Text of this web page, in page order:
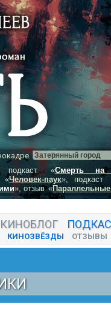
«Смерть на
«Человек-паук», подкаст
», отзыв «
КИНОБЛОГ
КИНОЗВЁЗДЫ ОТЗЫВЫ